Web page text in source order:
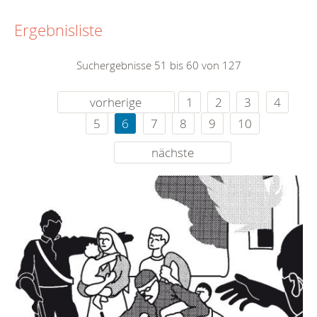
Ergebnisliste
Suchergebnisse 51 bis 60 von 127
vorherige 1 2 3
4
5
6 7 8 9
10
nächste